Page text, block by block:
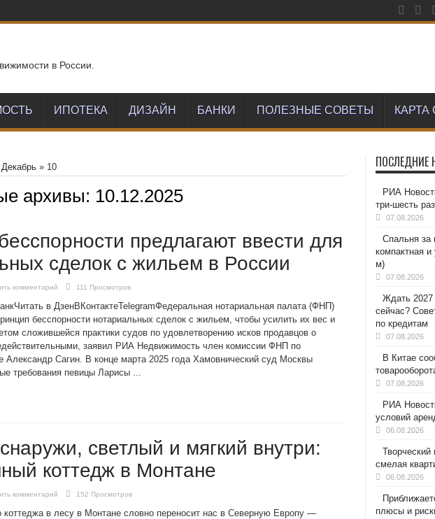
в России.
ИПОТЕКА ДИЗАЙН БАНКИ ПОЛЕЗНЫЕ СОВЕТЫ КАРТА
Декабрь » 10
архивы: 10.12.2025
предлагают ввести для
сделок с жильем в России
комментарий 111 Просмотров
в ДзенВКонтактеTelegramФедеральная нотариальная палата (ФНП)
бесспорности нотариальных сделок с жильем, чтобы усилить их вес и
сложившейся практики судов по удовлетворению исков продавцов о
заявил РИА Недвижимость член комиссии ФНП по
Александр Сагин. В конце марта 2025 года Хамовнический суд Москвы
требования певицы Ларисы ...
светлый и мягкий внутри:
коттедж в Монтане
комментарий 152 Просмотров
коттеджа в лесу в Монтане словно переносит нас в Северную Европу —
ПОСЛЕДНИЕ
РИА
три-шесть
07.08.2026
Спальня за
компактная
м)
07.08.2026
Ждать 2027
сейчас?
по кредитам
07.08.2026
В Китае
07.08.2026
РИА
условий
06.08.2026
Творческий
смелая
06.08.2026
плюсы и